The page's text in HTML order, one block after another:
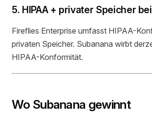
5. HIPAA + privater Speicher
Fireflies Enterprise umfasst HIPAA-
privaten Speicher. Subanana wirbt
HIPAA-Konformität.
Wo Subanana gewinnt